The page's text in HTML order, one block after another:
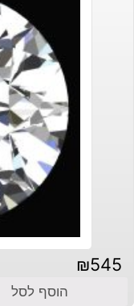
₪545
הוסף לסל